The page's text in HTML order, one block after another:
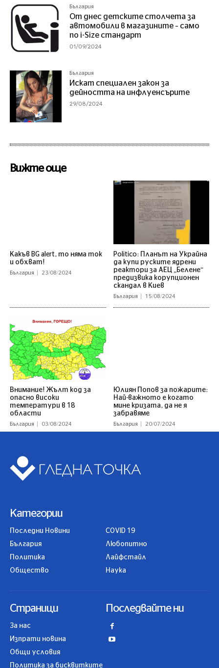
България
От днес детските столчета за
автомобили в магазините – само
по i-Size стандарт
01/09/2024
България
Искат специален закон за
дейността на инфлуенсърите
29/08/2024
Вижте още
Какъв BG alert, то няма ток
и обхват!
България 23/08/2024
Politico: Планът на Украйна
да купи руските ядрени
реактори за АЕЦ „Белене“
предизвика корупционен
скандал в Киев
България 15/08/2024
Внимание! Жълт код за
опасно високи
температури в 18
области
България 03/08/2024
Юлиян Попов за пожарите:
Най-важното е когато
мине кризата, да не я
забравяме
България 20/07/2024
Категории
Последни Новини
България
Политика
Общество
COVID 19
Любопитно
Лайфстайл
Наука
Страници
За нас
Изпрати новина
Общи условия
Политика за бисквитките
Последвайте ни